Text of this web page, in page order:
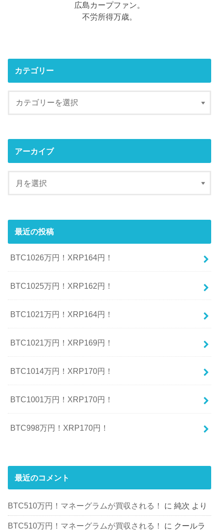
広島カープファン。
不労所得万歳。
カテゴリー
アーカイブ
最近の投稿
BTC1026万円！XRP164円！
BTC1025万円！XRP162円！
BTC1021万円！XRP164円！
BTC1021万円！XRP169円！
BTC1014万円！XRP170円！
BTC1001万円！XRP170円！
BTC998万円！XRP170円！
最近のコメント
BTC510万円！マネーグラムが買収される！ に純次 より
BTC510万円！マネーグラムが買収される！ に クールラ